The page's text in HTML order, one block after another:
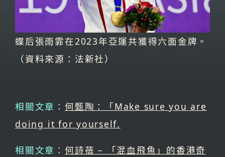
蝶后張雨霏在2023年亞運共獲得六面金牌。
（資料來源：法新社）
相關文章：何甄陶：「Make sure you are
doing it for yourself.
相關文章：何詩蓓 – 「混血飛魚」的香港奇